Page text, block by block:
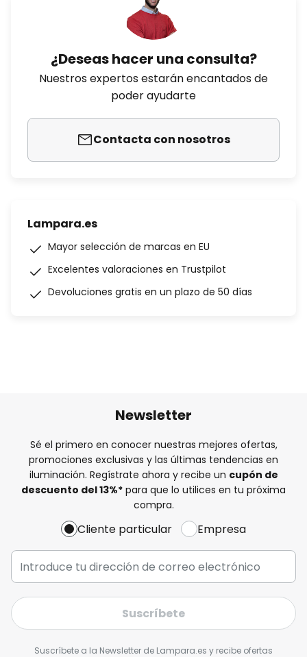
¿Deseas hacer una consulta?
Nuestros expertos estarán encantados de
poder ayudarte
Contacta con nosotros
Lampara.es
Mayor selección de marcas en EU
Excelentes valoraciones en Trustpilot
Devoluciones gratis en un plazo de 50 días
Newsletter
Sé el primero en conocer nuestras mejores ofertas,
promociones exclusivas y las últimas tendencias en
iluminación. Regístrate ahora y recibe un cupón de
descuento del13%* para que lo utilices en tu próxima
compra.
Cliente particular Empresa
Suscríbete
Suscríbete a la Newsletter de Lampara.es y recibe ofertas